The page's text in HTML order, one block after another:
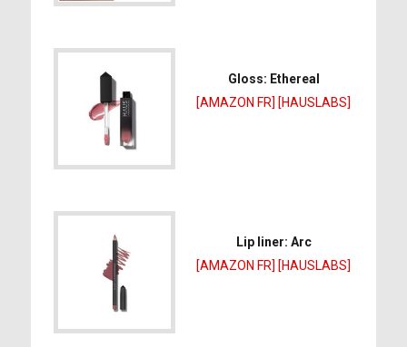
Gloss: Ethereal
[AMAZON FR] [HAUSLABS]
Lip liner: Arc
[AMAZON FR] [HAUSLABS]